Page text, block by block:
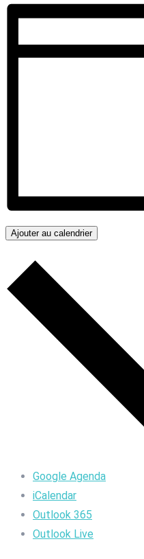
Ajouter au calendrier
Google Agenda
iCalendar
Outlook 365
Outlook Live